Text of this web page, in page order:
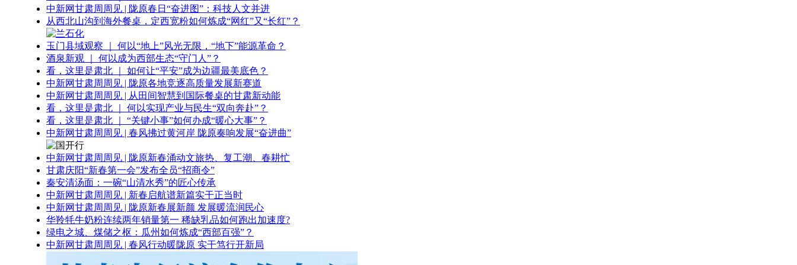
中新网甘肃周周见 | 陇原春日“奋进图”：科技人文并进
从西北山沟到海外餐桌，定西宽粉如何炼成“网红”又“长红”？
玉门县域观察 ｜ 何以“地上”风光无限，“地下”能源革命？
酒泉新观 ｜ 何以成为西部生态“守门人”？
看，这里是肃北 ｜ 如何让“平安”成为边疆最美底色？
中新网甘肃周周见 | 陇原各地竞逐高质量发展新赛道
中新网甘肃周周见 | 从田间智慧到国际餐桌的甘肃新动能
看，这里是肃北 ｜ 何以实现产业与民生“双向奔赴”？
看，这里是肃北 ｜ “关键小事”如何办成“暖心大事”？
中新网甘肃周周见 | 春风拂过黄河岸 陇原奏响发展“奋进曲”
中新网甘肃周周见 | 陇原新春涌动文旅热、复工潮、春耕忙
甘肃庆阳“新春第一会”发布全员“招商令”
秦安清汤面：一碗“山清水秀”的匠心传承
中新网甘肃周周见 | 新春启航谱新篇实干正当时
中新网甘肃周周见 | 陇原新春展新颜 发展暖流润民心
华羚牦牛奶粉连续两年销量第一 稀缺乳品如何跑出加速度?
绿电之城、煤储之枢：瓜州如何炼成“西部百强”？
中新网甘肃周周见 | 春风行动暖陇原 实干笃行开新局